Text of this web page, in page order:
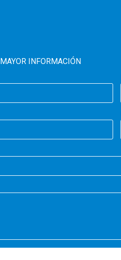
MAYOR INFORMACIÓN